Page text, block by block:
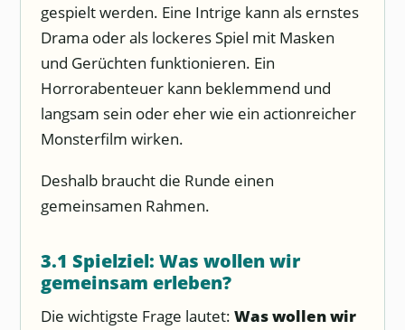
gespielt werden. Eine Intrige kann als ernstes
Drama oder als lockeres Spiel mit Masken
und Gerüchten funktionieren. Ein
Horrorabenteuer kann beklemmend und
langsam sein oder eher wie ein actionreicher
Monsterfilm wirken.
Deshalb braucht die Runde einen
gemeinsamen Rahmen.
3.1 Spielziel: Was wollen wir
gemeinsam erleben?
Die wichtigste Frage lautet:Was wollen wir